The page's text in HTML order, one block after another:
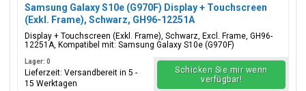
Samsung Galaxy S10e (G970F) Display + Touchscreen
(Exkl. Frame), Schwarz, GH96-12251A
Display + Touchscreen (Exkl. Frame), Schwarz, Excl. Frame, GH96-
12251A, Kompatibel mit: Samsung Galaxy S10e (G970F)
Lager: 0
Lieferzeit: Versandbereit in 5 -
15 Werktagen
Schicken Sie mir wenn
verfügbar!